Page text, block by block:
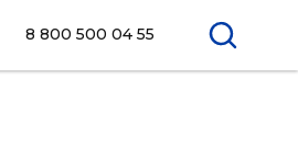
8 800 500 04 55